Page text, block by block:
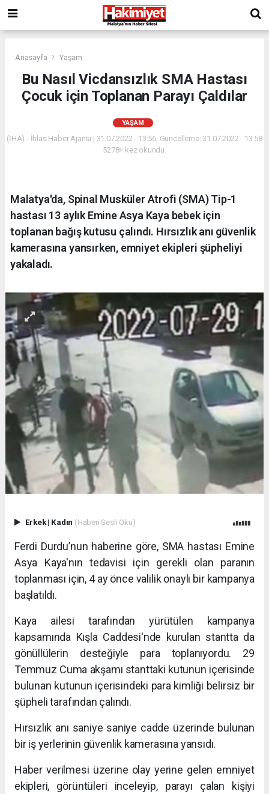
Anasayfa Yaşam
Bu Nasıl Vicdansızlık SMA Hastası
Çocuk için Toplanan Parayı Çaldılar
YAŞAM
(İHA) - İhlas Haber Ajansı | 31.07.2022 - 13:56, Güncelleme: 31.07.2022 - 13:58
5278+ kez okundu.
Malatya'da, Spinal Musküler Atrofi (SMA) Tip-1
hastası 13 aylık Emine Asya Kaya bebek için
toplanan bağış kutusu çalındı. Hırsızlık anı güvenlik
kamerasına yansırken, emniyet ekipleri şüpheliyi
yakaladı.
Erkek| Kadın (Haberi Sesli Oku)
Ferdi Durdu’nun haberine göre, SMA hastası Emine
Asya Kaya'nın tedavisi için gerekli olan paranın
toplanması için, 4 ay önce valilik onaylı bir kampanya
başlatıldı.
Kaya ailesi tarafından yürütülen kampanya
kapsamında Kışla Caddesi'nde kurulan stantta da
gönüllülerin desteğiyle para toplanıyordu. 29
Temmuz Cuma akşamı stanttaki kutunun içerisinde
bulunan kutunun içerisindeki para kimliği belirsiz bir
şüpheli tarafından çalındı.
Hırsızlık anı saniye saniye cadde üzerinde bulunan
bir iş yerlerinin güvenlik kamerasına yansıdı.
Haber verilmesi üzerine olay yerine gelen emniyet
ekipleri, görüntüleri inceleyip, parayı çalan kişiyi